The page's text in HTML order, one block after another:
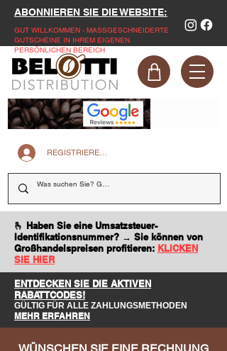
ABONNIEREN SIE DIE WEBSITE:
GUT WILLKOMMEN - MASSGESCHNEIDERTE
GUTSCHEINE IN IHREM EIGENEN
PERSÖNLICHEN BEREICH
REGISTRIEREN SIE SICH AUF DER WEBSITE
🫰 Haben Sie eine Umsatzsteuer-
Identifikationsnummer? → Sie können von
Großhandelspreisen profitieren: KLICKEN
SIE HIER
ENTDECKEN SIE DIE AKTIVEN
RABATTCODES!
GÜLTIG FÜR ALLE ZAHLUNGSMETHODEN
MEHR ERFAHREN